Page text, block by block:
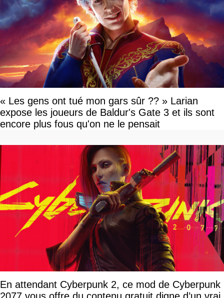
« Les gens ont tué mon gars sûr ?? » Larian
expose les joueurs de Baldur's Gate 3 et ils sont
encore plus fous qu'on ne le pensait
En attendant Cyberpunk 2, ce mod de Cyberpunk
2077 vous offre du contenu gratuit digne d’un vrai